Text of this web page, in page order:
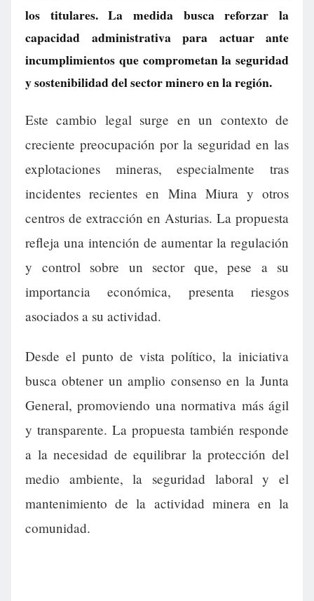
los titulares. La medida busca reforzar la
capacidad administrativa para actuar ante
incumplimientos que comprometan la seguridad
y sostenibilidad del sector minero en la región.
Este cambio legal surge en un contexto de
creciente preocupación por la seguridad en las
explotaciones mineras, especialmente tras
incidentes recientes en Mina Miura y otros
centros de extracción en Asturias. La propuesta
refleja una intención de aumentar la regulación
y control sobre un sector que, pese a su
importancia económica, presenta riesgos
asociados a su actividad.
Desde el punto de vista político, la iniciativa
busca obtener un amplio consenso en la Junta
General, promoviendo una normativa más ágil
y transparente. La propuesta también responde
a la necesidad de equilibrar la protección del
medio ambiente, la seguridad laboral y el
mantenimiento de la actividad minera en la
comunidad.